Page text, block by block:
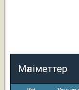
Мәліметтер